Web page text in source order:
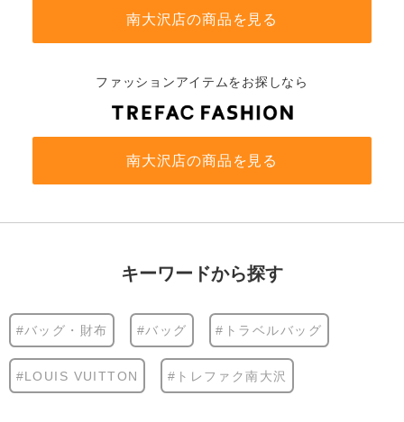
南大沢店の商品を見る
ファッションアイテムをお探しなら
南大沢店の商品を見る
キーワードから探す
#バッグ・財布 #バッグ #トラベルバッグ
#LOUIS VUITTON #トレファク南大沢